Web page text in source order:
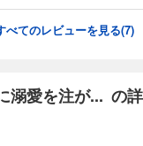
べてのレビューを見る(7)
溺愛を注が... の詳